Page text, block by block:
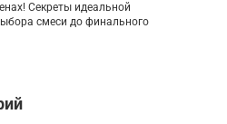
Секреты идеальной
смеси до финального